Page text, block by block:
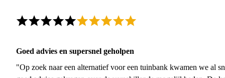
Goed advies en supersnel geholpen
"Op zoek naar een alternatief voor een tuinbank kwamen we al